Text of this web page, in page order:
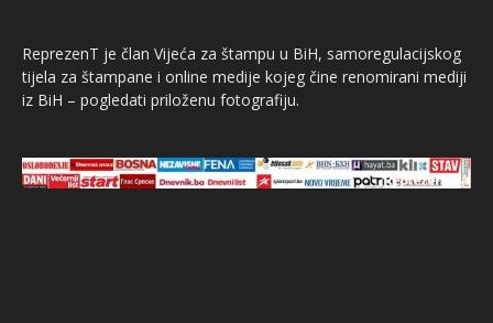
ReprezenT je član Vijeća za štampu u BiH, samoregulacijskog
tijela za štampane i online medije kojeg čine renomirani mediji
iz BiH – pogledati priloženu fotografiju.